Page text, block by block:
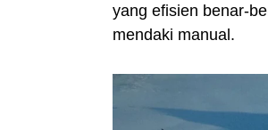
yang efisien benar-
mendaki manual.